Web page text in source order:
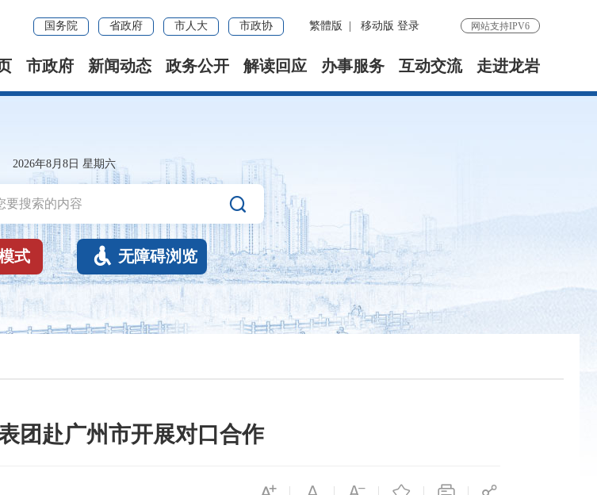
国务院 省政府 市人大 市政协 繁體版 移动版 登录 网站支持IPV6
市政府 新闻动态 政务公开 解读回应 办事服务 互动交流 走进龙岩
2026年8月8日 星期六

式  无障碍浏览
团赴广州市开展对口合作